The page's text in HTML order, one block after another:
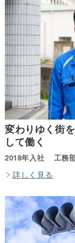
変わりゆく街
して働く
2018年入社 工務
詳しく見る